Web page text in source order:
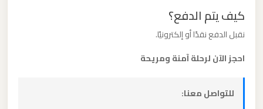
كيف يتم الدفع؟
نقبل الدفع نقدًا أو إلكترونيًا.
احجز الآن لرحلة آمنة ومريحة
للتواصل معنا:
العرب
والإسكندرية
ليموزين